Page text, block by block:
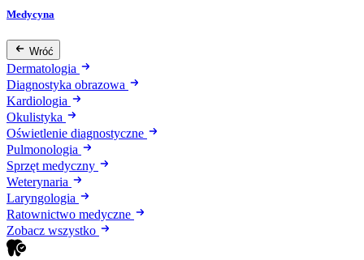
Medycyna
Wróć
Dermatologia
Diagnostyka obrazowa
Kardiologia
Okulistyka
Oświetlenie diagnostyczne
Pulmonologia
Sprzęt medyczny
Weterynaria
Laryngologia
Ratownictwo medyczne
Zobacz wszystko